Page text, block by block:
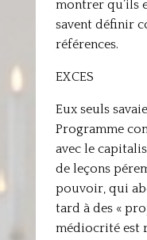
montrer qu’ils
savent définir
références.
EXCES
Eux seuls
Programme
avec le
de leçons
pouvoir, qui
tard à des «
médiocrité est